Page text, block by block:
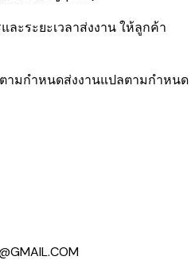
ละระยะเวลาส่งงาน ให้ลูกค้า
ามกำหนดส่งงานแปลตามกำหนด